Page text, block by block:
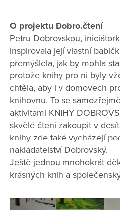
O projektu Dobro.čtení
Petru Dobrovskou,
inspirovala její vlastní
přemýšlela, jak by mohla
protože knihy pro ni byly
chtěla, aby i v domovech
knihovnu. To se
aktivitami KNIHY
skvělé čtení zakoupit v
knihy zde také vycházejí
nakladatelství Dobrovský.
Ještě jednou mnohokrát
krásných knih a